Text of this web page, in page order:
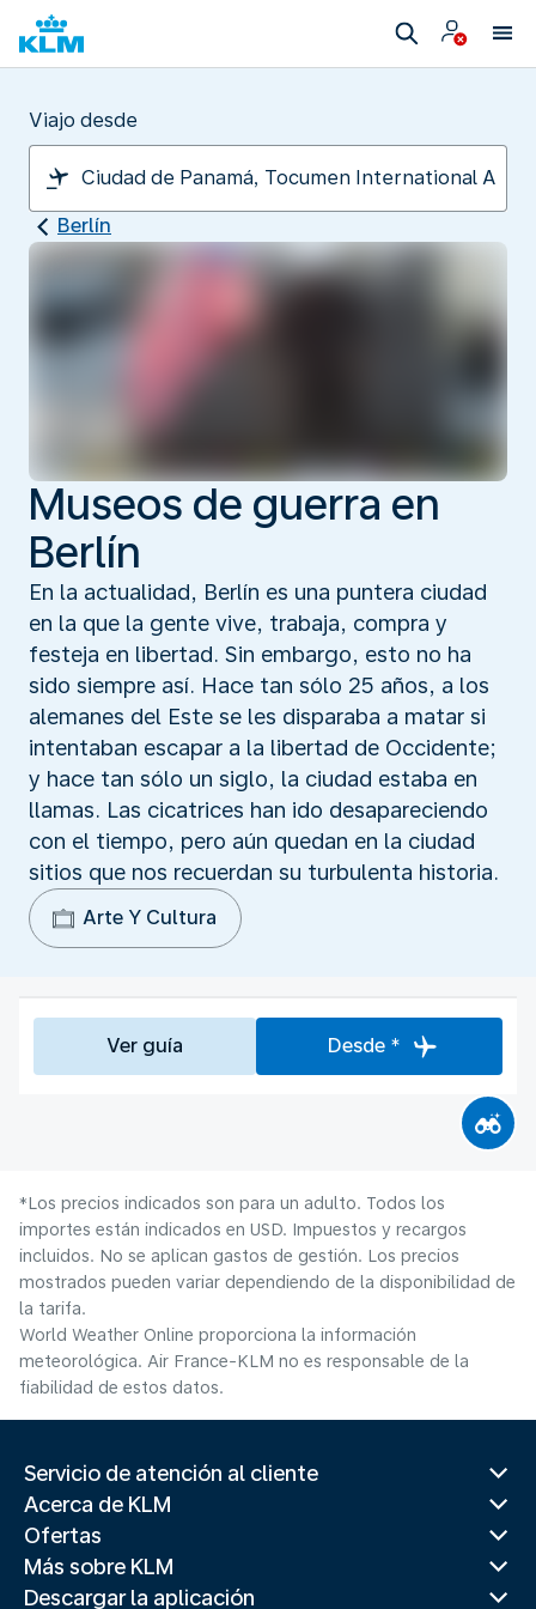
Viajo desde
Berlín
Museos de guerra en
Berlín
En la actualidad, Berlín es una puntera ciudad
en la que la gente vive, trabaja, compra y
festeja en libertad. Sin embargo, esto no ha
sido siempre así. Hace tan sólo 25 años, a los
alemanes del Este se les disparaba a matar si
intentaban escapar a la libertad de Occidente;
y hace tan sólo un siglo, la ciudad estaba en
llamas. Las cicatrices han ido desapareciendo
con el tiempo, pero aún quedan en la ciudad
sitios que nos recuerdan su turbulenta historia.
Arte Y Cultura
Ver guía Desde *
*Los precios indicados son para un adulto. Todos los
importes están indicados en USD. Impuestos y recargos
incluidos. No se aplican gastos de gestión. Los precios
mostrados pueden variar dependiendo de la disponibilidad de
la tarifa.
World Weather Online proporciona la información
meteorológica. Air France-KLM no es responsable de la
fiabilidad de estos datos.
Servicio de atención al cliente
Acerca de KLM
Ofertas
Más sobre KLM
Descargar la aplicación